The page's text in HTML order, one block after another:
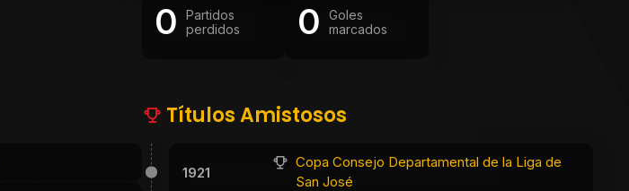
0
Partidos
perdidos
0
Goles
marcados
Títulos Amistosos
1921
Copa Consejo Departamental de la Liga de
San José